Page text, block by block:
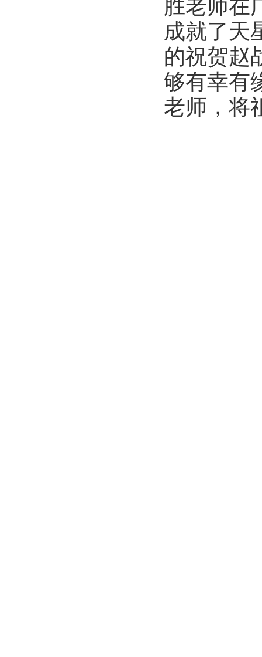
胜老师在
成就了天
的祝贺赵
够有幸有
老师，将